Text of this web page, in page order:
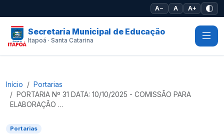
A− A A+
Secretaria Municipal de Educação
Itapoá · Santa Catarina
Início
Portarias
PORTARIA Nº 31 DATA: 10/10/2025 - COMISSÃO PARA
ELABORAÇÃO …
Portarias